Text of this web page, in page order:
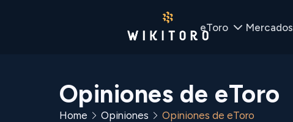
eToro Mercados
Opiniones de eToro
Home Opiniones Opiniones de eToro